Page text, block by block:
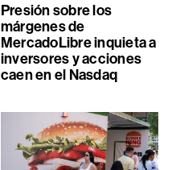
Presión sobre los
márgenes de
MercadoLibre inquieta a
inversores y acciones
caen en el Nasdaq